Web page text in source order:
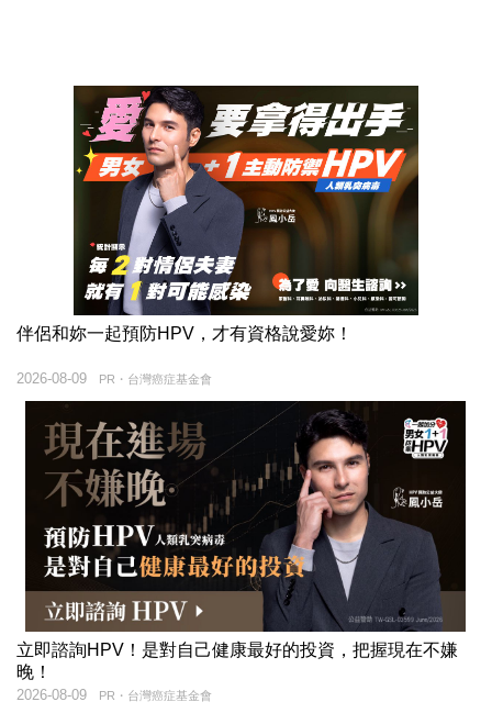
伴侶和妳一起預防HPV，才有資格說愛妳！
PR・台灣癌症基金會
2026-08-09
立即諮詢HPV！是對自己健康最好的投資，把握現在不嫌
晚！
PR・台灣癌症基金會
2026-08-09